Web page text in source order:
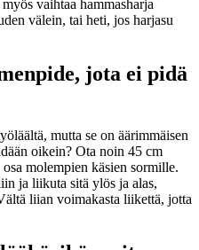
vaihtaa hammasharja
välein, tai heti, jos harjasu
jota ei pidä
mutta se on äärimmäisen
oikein? Ota noin 45 cm
molempien käsien sormille.
ja liikuta sitä ylös ja alas,
liian voimakasta liikettä, jotta